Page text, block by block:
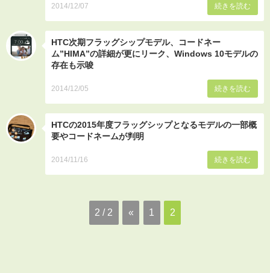
2014/12/07 続きを読む
HTC次期フラッグシップモデル、コードネー
ム”HIMA”の詳細が更にリーク、Windows 10モデルの
存在も示唆
2014/12/05 続きを読む
HTCの2015年度フラッグシップとなるモデルの一部概
要やコードネームが判明
2014/11/16 続きを読む
2 / 2 « 1 2